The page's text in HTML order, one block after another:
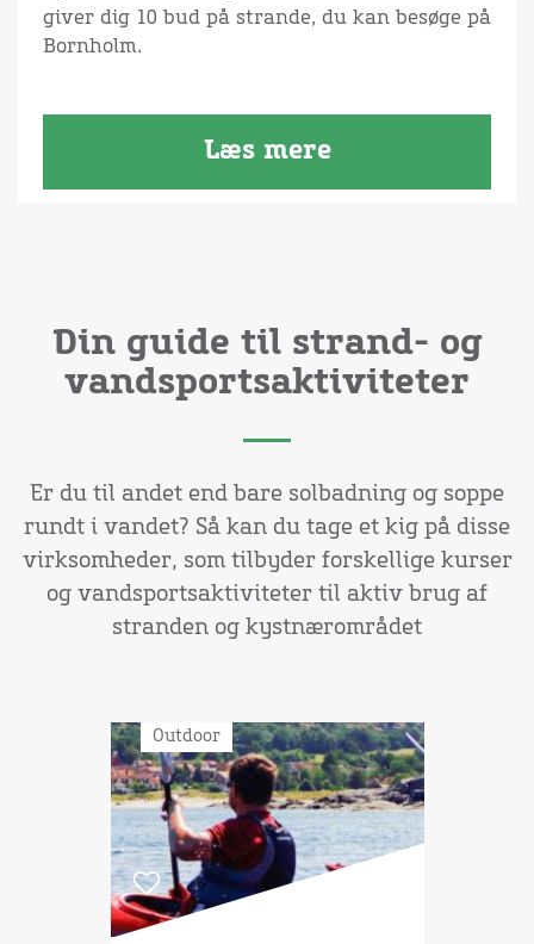
giver dig 10 bud på strande, du kan besøge på
Bornholm.
Læs mere
Din guide til strand- og
vandsportsaktiviteter
Er du til andet end bare solbadning og soppe
rundt i vandet? Så kan du tage et kig på disse
virksomheder, som tilbyder forskellige kurser
og vandsportsaktiviteter til aktiv brug af
stranden og kystnærområdet
Outdoor